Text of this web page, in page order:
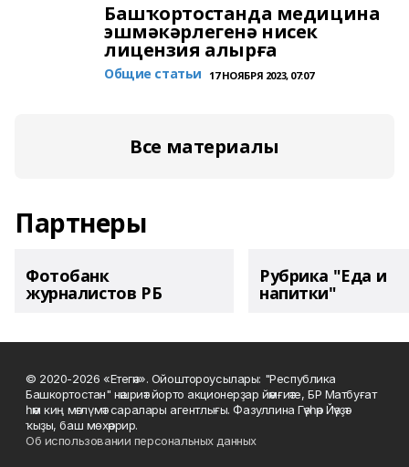
Башҡортостанда медицина
эшмәкәрлегенә нисек
лицензия алырға
Общие статьи 17 НОЯБРЯ 2023, 07:07
Все материалы
Партнеры
Фотобанк
журналистов РБ
Рубрика "Еда и
напитки"
© 2020-2026 «Етегән». Ойоштороусылары: "Республика
Башкортостан" нәшриәт йорто акционерҙар йәмғиәте, БР Матбуғат
һәм киң мәғлүмәт саралары агентлығы. Фазуллина Гәүһәр Йәүҙәт
ҡыҙы, баш мөхәррир.
Об использовании персональных данных